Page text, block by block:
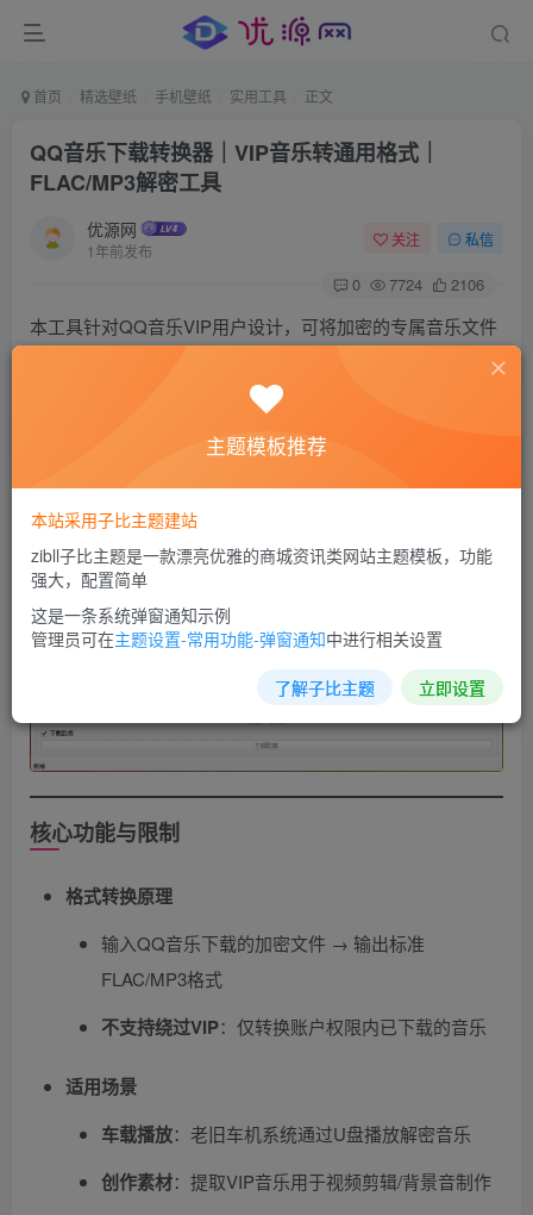
首页 精选壁纸 手机壁纸 实用工具 正文
QQ音乐下载转换器｜VIP音乐转通用格式｜
FLAC/MP3解密工具
优源网
1年前发布
关注 私信
0 7724 2106
本工具针对QQ音乐VIP用户设计，可将加密的专属音乐文件
（如.qmc0/.mflac）转换为通用FLAC/MP3格式，解决车载U
盘播放、视频剪辑素材提取等需求。​
，不支持破解付费内容，仅作格式解密用途。
核心功能与限制
格式转换原理
输入QQ音乐下载的加密文件 → 输出标准
FLAC/MP3格式
不支持绕过VIP​：仅转换账户权限内已下载的音乐
适用场景
车载播放​：老旧车机系统通过U盘播放解密音乐
创作素材​：提取VIP音乐用于视频剪辑/背景音制作
主题模板推荐
本站采用子比主题建站
zibll子比主题是一款漂亮优雅的商城资讯类网站主题模板，功能
强大，配置简单
这是一条系统弹窗通知示例
管理员可在主题设置-常用功能-弹窗通知中进行相关设置
了解子比主题 立即设置